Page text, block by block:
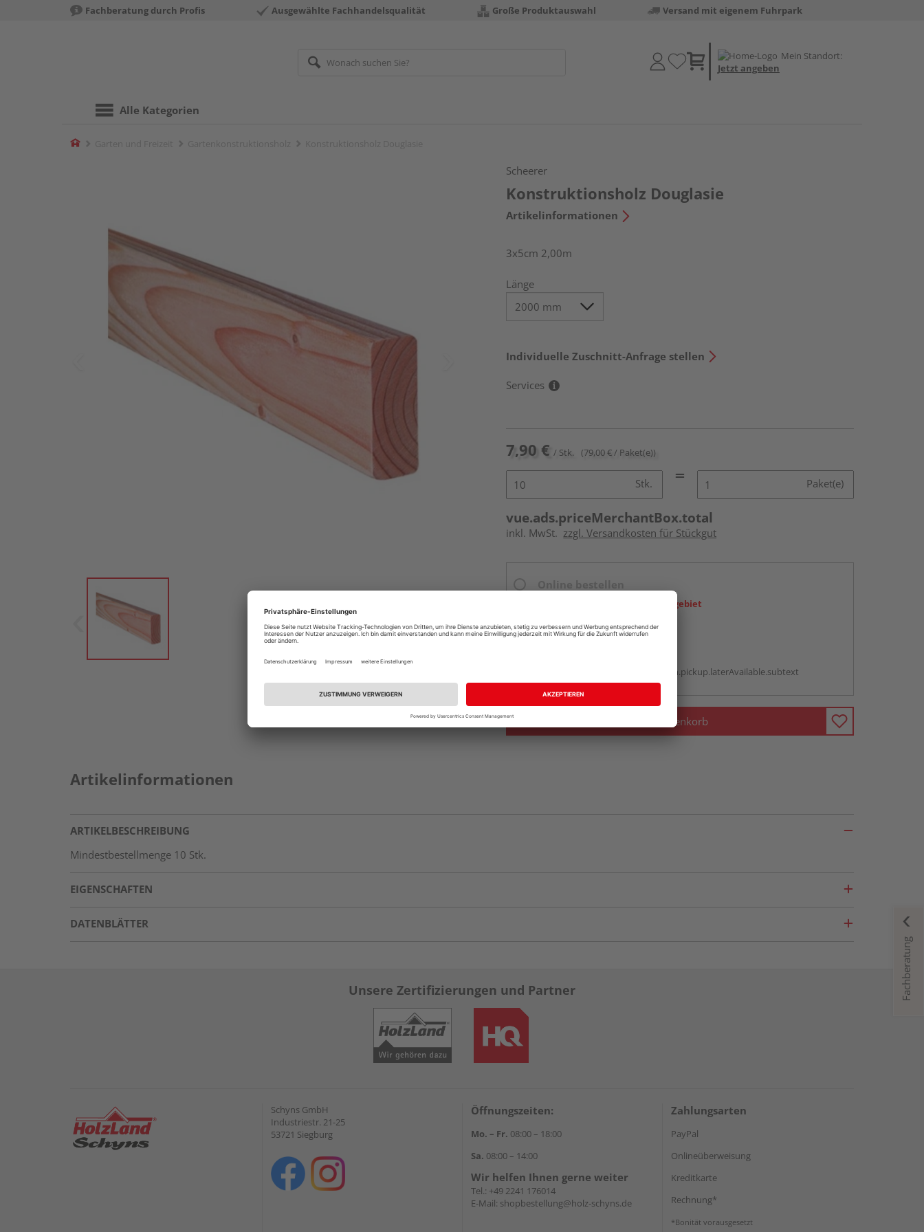
Fachberatung durch Profis Ausgewählte Fachhandelsqualität Große Produktauswahl Versand mit eigenem Fuhrpark
Mein Standort:
Jetzt angeben
Alle Kategorien
Home
Scheerer
Konstruktionsholz Douglasie
Artikelinformationen
3x5cm 2,00m
Länge
Individuelle Zuschnitt-Anfrage stellen
Services
7,90 € / Stk. (79,00 € / Paket(e))
Stk. Paket(e)
vue.ads.priceMerchantBox.total
inkl. MwSt. zzgl. Versandkosten für Stückgut
Online bestellen
Ihr Standort ist nicht im Liefergebiet
Beim Händler abholen
vue.ads.priceMerchantBox.option.pickup.laterAvailable.subtext
In den Warenkorb
Artikelinformationen
ARTIKELBESCHREIBUNG
Mindestbestellmenge 10 Stk.
EIGENSCHAFTEN
DATENBLÄTTER
Fachberatung
Unsere Zertifizierungen und Partner
Schyns GmbH
Industriestr. 21-25
53721 Siegburg
Öffnungszeiten:
Mo. – Fr. 08:00 – 18:00
Sa. 08:00 – 14:00
Wir helfen Ihnen gerne weiter
Tel.: +49 2241 176014
E-Mail: shopbestellung@holz-schyns.de
Zahlungsarten
PayPal
Onlineüberweisung
Kreditkarte
Rechnung*
*Bonität vorausgesetzt